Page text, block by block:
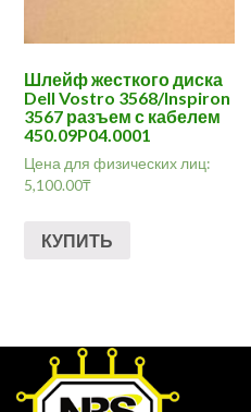
Шлейф жесткого диска
Dell Vostro 3568/Inspiron
3567 разъем с кабелем
450.09P04.0001
Цена для физических лиц:
5,100.00₸
КУПИТЬ